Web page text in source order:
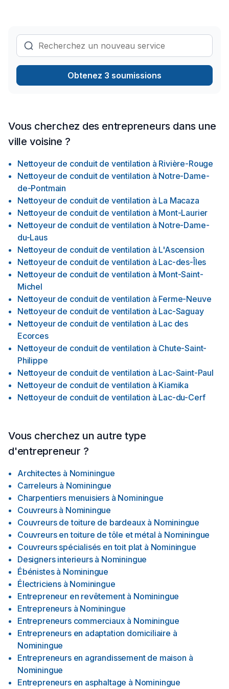
Obtenez 3 soumissions
Vous cherchez des entrepreneurs dans une
ville voisine ?
Nettoyeur de conduit de ventilation à Rivière-Rouge
Nettoyeur de conduit de ventilation à Notre-Dame-
de-Pontmain
Nettoyeur de conduit de ventilation à La Macaza
Nettoyeur de conduit de ventilation à Mont-Laurier
Nettoyeur de conduit de ventilation à Notre-Dame-
du-Laus
Nettoyeur de conduit de ventilation à L'Ascension
Nettoyeur de conduit de ventilation à Lac-des-Îles
Nettoyeur de conduit de ventilation à Mont-Saint-
Michel
Nettoyeur de conduit de ventilation à Ferme-Neuve
Nettoyeur de conduit de ventilation à Lac-Saguay
Nettoyeur de conduit de ventilation à Lac des
Ecorces
Nettoyeur de conduit de ventilation à Chute-Saint-
Philippe
Nettoyeur de conduit de ventilation à Lac-Saint-Paul
Nettoyeur de conduit de ventilation à Kiamika
Nettoyeur de conduit de ventilation à Lac-du-Cerf
Vous cherchez un autre type
d'entrepreneur ?
Architectes à Nominingue
Carreleurs à Nominingue
Charpentiers menuisiers à Nominingue
Couvreurs à Nominingue
Couvreurs de toiture de bardeaux à Nominingue
Couvreurs en toiture de tôle et métal à Nominingue
Couvreurs spécialisés en toit plat à Nominingue
Designers interieurs à Nominingue
Ébénistes à Nominingue
Électriciens à Nominingue
Entrepreneur en revêtement à Nominingue
Entrepreneurs à Nominingue
Entrepreneurs commerciaux à Nominingue
Entrepreneurs en adaptation domiciliaire à
Nominingue
Entrepreneurs en agrandissement de maison à
Nominingue
Entrepreneurs en asphaltage à Nominingue